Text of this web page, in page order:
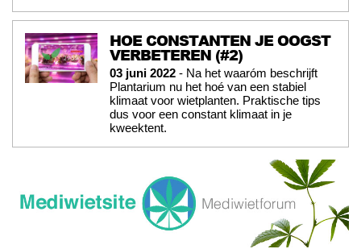
HOE CONSTANTEN JE OOGST
VERBETEREN (#2)
03 juni 2022 - Na het waaróm beschrijft
Plantarium nu het hoé van een stabiel
klimaat voor wietplanten. Praktische tips
dus voor een constant klimaat in je
kweektent.